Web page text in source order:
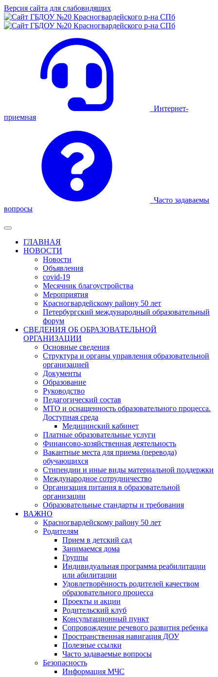
Версия сайта для слабовидящих
Интернет-
приемная
Часто задаваемы
вопросы
ГЛАВНАЯ
НОВОСТИ
Новости
Объявления
covid-19
Месячник благоустройства
Мероприятия
Красногвардейскому району 50 лет
Петербургский международный образовательный
форум
СВЕДЕНИЯ ОБ ОБРАЗОВАТЕЛЬНОЙ
ОРГАНИЗАЦИИ
Основные сведения
Структура и органы управления образовательной
организацией
Документы
Образование
Руководство
Педагогический состав
МТО и оснащенность образовательного процесса.
Доступная среда
Медицинский кабинет
Платные образовательные услуги
Финансово-хозяйственная деятельность
Вакантные места для приема (перевода)
обучающихся
Стипендии и иные виды материальной поддержки
Международное сотрудничество
Организация питания в образовательной
организации
Образовательные стандарты и требования
ВАЖНО
Красногвардейскому району 50 лет
Родителям
Прием в детский сад
Занимаемся дома
Группы
Индивидуальная программа реабилитации
или абилитации
Удовлетворённость родителей качеством
образовательного процесса
Проекты и акции
Родительский клуб
Консультационный пункт
Сопровождение речевого развития ребенка
Пространственная навигация ДОУ
Полезные ссылки
Часто задаваемые вопросы
Безопасность
Информация МЧС